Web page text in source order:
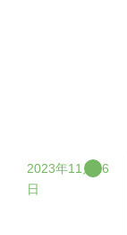
2023年11月26
日